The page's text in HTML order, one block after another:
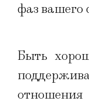
фаз вашего
Быть